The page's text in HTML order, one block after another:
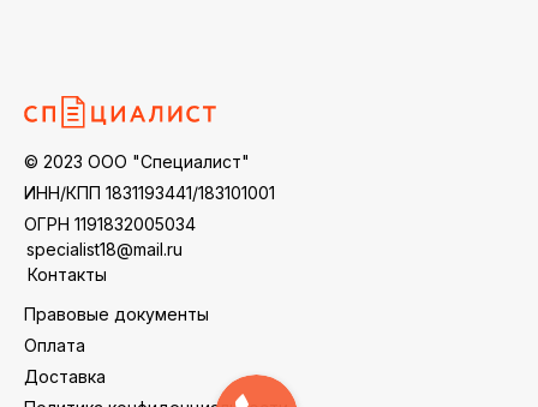
© 2023 ООО "Специалист"
ИНН/КПП 1831193441/183101001
ОГРН 1191832005034
Оплата
Контакты
Правовые документы
Доставка
specialist18@mail.ru